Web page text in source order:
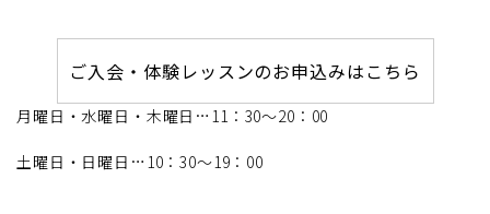
ご入会・体験レッスンのお申込みはこちら
月曜日・水曜日・木曜日…11：30～20：00
土曜日・日曜日…10：30～19：00